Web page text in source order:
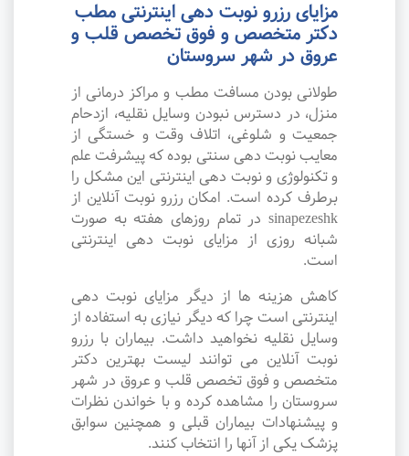
مزایای رزرو نوبت دهی اینترنتی مطب
دکتر متخصص و فوق تخصص قلب و
عروق در شهر سروستان
طولانی بودن مسافت مطب و مراکز درمانی از
منزل، در دسترس نبودن وسایل نقلیه، ازدحام
جمعیت و شلوغی، اتلاف وقت و خستگی از
معایب نوبت دهی سنتی بوده که پیشرفت علم
و تکنولوژی و نوبت دهی اینترنتی این مشکل را
برطرف کرده است. امکان رزرو نوبت آنلاین از
sinapezeshk در تمام روزهای هفته به صورت
شبانه روزی از مزایای نوبت دهی اینترنتی
است.
کاهش هزینه ها از دیگر مزایای نوبت دهی
اینترنتی است چرا که دیگر نیازی به استفاده از
وسایل نقلیه نخواهید داشت. بیماران با رزرو
نوبت آنلاین می توانند لیست بهترین دکتر
متخصص و فوق تخصص قلب و عروق در شهر
سروستان را مشاهده کرده و با خواندن نظرات
و پیشنهادات بیماران قبلی و همچنین سوابق
پزشک یکی از آنها را انتخاب کنند.